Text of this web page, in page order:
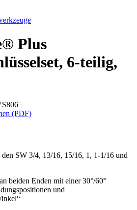
Plus
6-teilig,
(PDF)
SW 3/4, 13/16, 15/16, 1, 1-1/16 und
beiden Enden mit einer 30°/60°
und